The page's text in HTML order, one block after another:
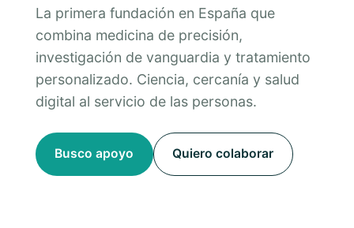
La primera fundación en España que
combina medicina de precisión,
investigación de vanguardia y tratamiento
personalizado. Ciencia, cercanía y salud
digital al servicio de las personas.
Busco apoyo Quiero colaborar